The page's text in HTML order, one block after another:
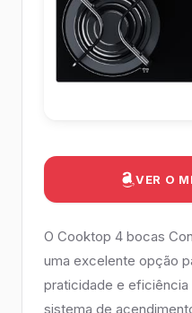
VER O
O Cooktop 4 bocas
uma excelente opção
praticidade e eficiência
sistema de